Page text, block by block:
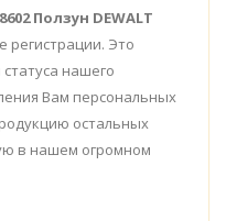
Ползун DEWALT
регистрации. Это
нашего
Вам персональных
остальных
в нашем огромном